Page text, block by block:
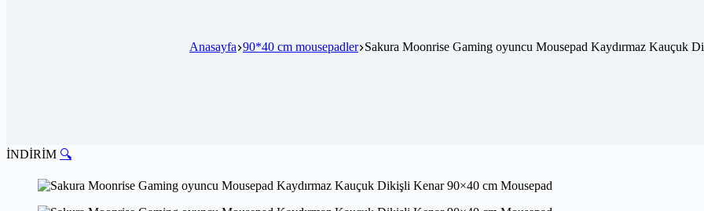
Anasayfa 90*40 cm mousepadler Sakura Moonrise Gaming oyuncu Mousepad Kaydırmaz Kauçuk
İNDİRİM 🔍